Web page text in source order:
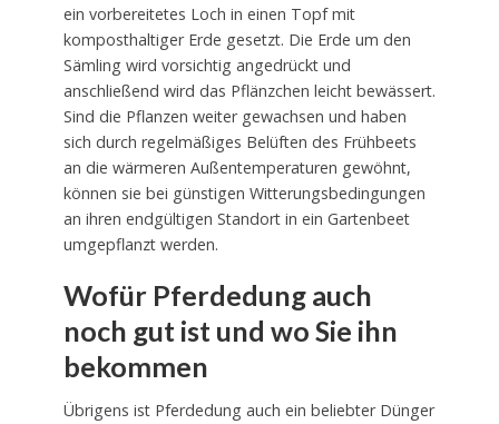
ein vorbereitetes Loch in einen Topf mit
komposthaltiger Erde gesetzt. Die Erde um den
Sämling wird vorsichtig angedrückt und
anschließend wird das Pflänzchen leicht bewässert.
Sind die Pflanzen weiter gewachsen und haben
sich durch regelmäßiges Belüften des Frühbeets
an die wärmeren Außentemperaturen gewöhnt,
können sie bei günstigen Witterungsbedingungen
an ihren endgültigen Standort in ein Gartenbeet
umgepflanzt werden.
Wofür Pferdedung auch
noch gut ist und wo Sie ihn
bekommen
Übrigens ist Pferdedung auch ein beliebter Dünger